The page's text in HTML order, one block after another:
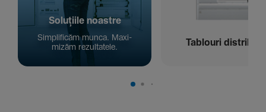
Solu­țiile noastre
Simpli­ficăm munca. Maxi­
mizăm rezul­ta­tele.
Tablouri